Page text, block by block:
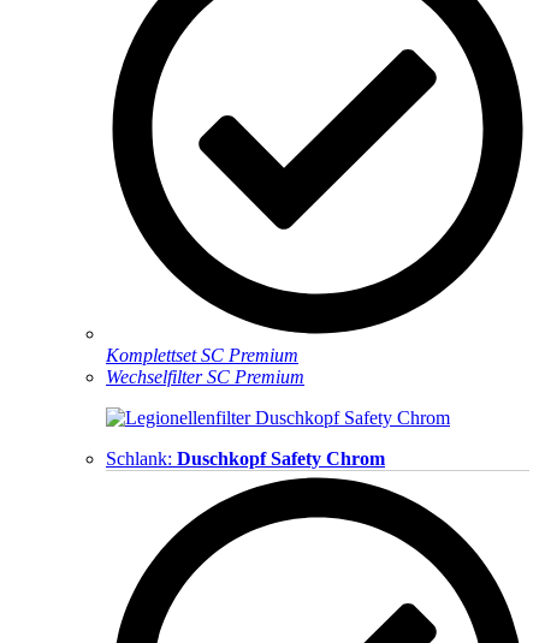
Komplettset SC Premium
Wechselfilter SC Premium
Schlank: Duschkopf Safety Chrom